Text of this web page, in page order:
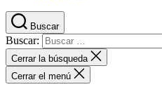
Buscar
Buscar:
Cerrar la búsqueda
Cerrar el menú